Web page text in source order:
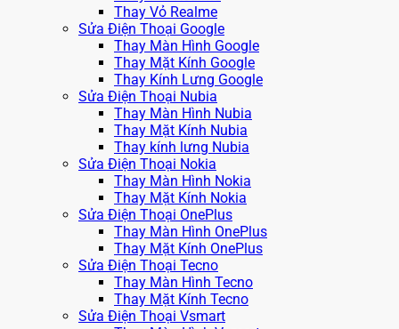
Thay Vỏ Realme
Sửa Điện Thoại Google
Thay Màn Hình Google
Thay Mặt Kính Google
Thay Kính Lưng Google
Sửa Điện Thoại Nubia
Thay Màn Hình Nubia
Thay Mặt Kính Nubia
Thay kính lưng Nubia
Sửa Điện Thoại Nokia
Thay Màn Hình Nokia
Thay Mặt Kính Nokia
Sửa Điện Thoại OnePlus
Thay Màn Hình OnePlus
Thay Mặt Kính OnePlus
Sửa Điện Thoại Tecno
Thay Màn Hình Tecno
Thay Mặt Kính Tecno
Sửa Điện Thoại Vsmart